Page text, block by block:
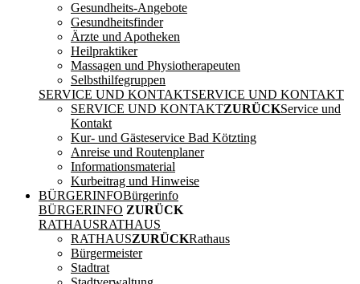
Gesundheits-Angebote
Gesundheitsfinder
Ärzte und Apotheken
Heilpraktiker
Massagen und Physiotherapeuten
Selbsthilfegruppen
SERVICE UND KONTAKTSERVICE UND KONTAKT
SERVICE UND KONTAKTZURÜCKService und
Kontakt
Kur- und Gästeservice Bad Kötzting
Anreise und Routenplaner
Informationsmaterial
Kurbeitrag und Hinweise
BÜRGERINFOBürgerinfo
BÜRGERINFO ZURÜCK
RATHAUSRATHAUS
RATHAUSZURÜCKRathaus
Bürgermeister
Stadtrat